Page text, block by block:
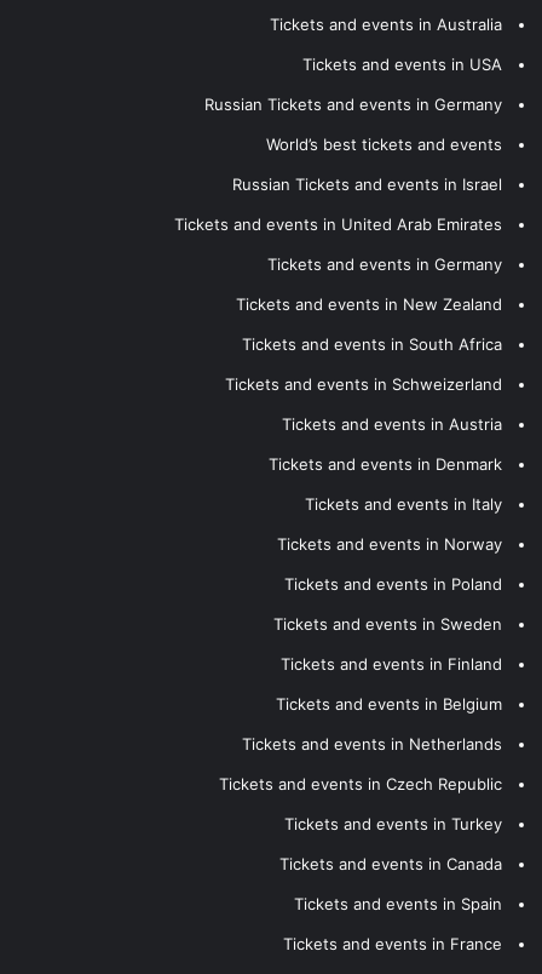
Tickets and events in Australia
Tickets and events in USA
Russian Tickets and events in Germany
World’s best tickets and events
Russian Tickets and events in Israel
Tickets and events in United Arab Emirates
Tickets and events in Germany
Tickets and events in New Zealand
Tickets and events in South Africa
Tickets and events in Schweizerland
Tickets and events in Austria
Tickets and events in Denmark
Tickets and events in Italy
Tickets and events in Norway
Tickets and events in Poland
Tickets and events in Sweden
Tickets and events in Finland
Tickets and events in Belgium
Tickets and events in Netherlands
Tickets and events in Czech Republic
Tickets and events in Turkey
Tickets and events in Canada
Tickets and events in Spain
Tickets and events in France